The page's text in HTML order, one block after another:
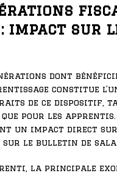
impact sur
dont
constitue
de ce dispositif,
pour les apprentis.
un impact direct
le bulletin de
la principale